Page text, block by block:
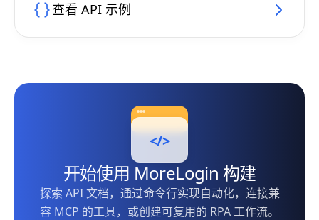
查看 API 示例
</>
开始使用 MoreLogin 构建
探索 API 文档，通过命令行实现自动化，连接兼
容 MCP 的工具，或创建可复用的 RPA 工作流。